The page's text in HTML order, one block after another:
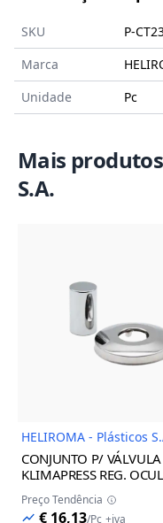
SKU
P-
Marca
Unidade
Pc
Mais
S.A.
HELIROMA - Plásticos
CONJUNTO P/ VÁLVULA
KLIMAPRESS REG.
BRANCA 16/32
Preço Tendência
€ 16,13/Pc +iva